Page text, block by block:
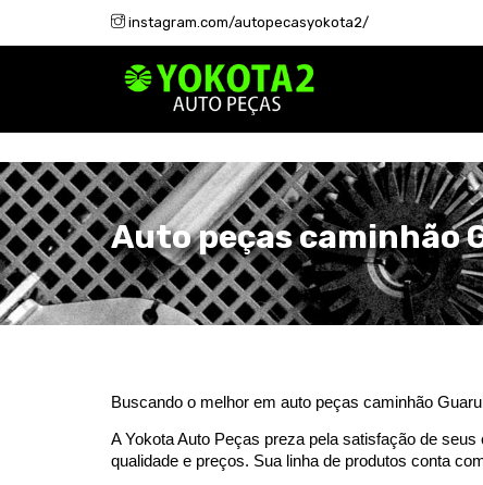
instagram.com/autopecasyokota2/
Auto peças caminhão
Buscando o melhor em auto peças caminhão
A Yokota Auto Peças preza pela satisfação de
qualidade e preços. Sua linha de produtos conta